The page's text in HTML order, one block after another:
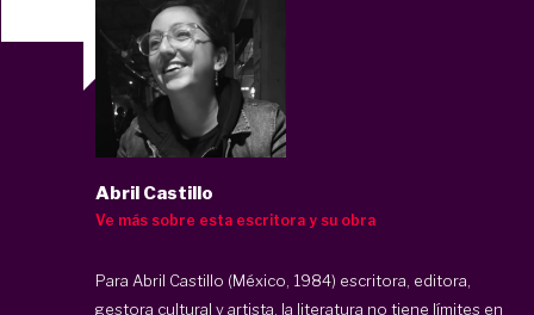
Abril Castillo
Ve más sobre esta escritora y su obra
Para Abril Castillo (México, 1984) escritora, editora,
gestora cultural y artista, la literatura no tiene límites en